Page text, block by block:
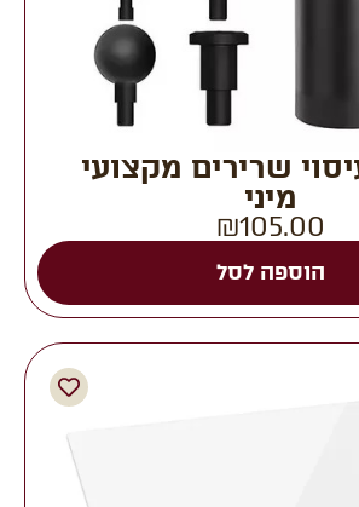
שרירים מקצועי
מיני
₪105.00
הוספה לסל